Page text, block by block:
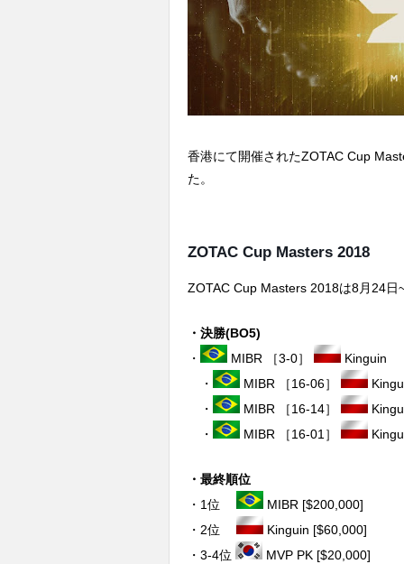
香港にて開催されたZOTAC Cup
た。
ZOTAC Cup Masters 2018
ZOTAC Cup Masters 2018は8月24
・決勝(BO5)
・
MIBR ［3-0］
Kinguin
・
MIBR ［16-06］
・
MIBR ［16-14］
・
MIBR ［16-01］
・最終順位
・1位
MIBR [$200,000]
・2位
Kinguin [$60,000]
・3-4位
MVP PK [$20,000]